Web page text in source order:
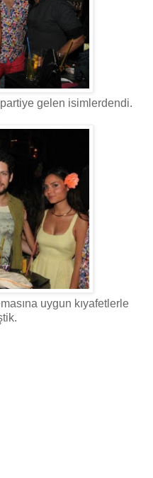
gelen isimlerdendi.
uygun kıyafetlerle